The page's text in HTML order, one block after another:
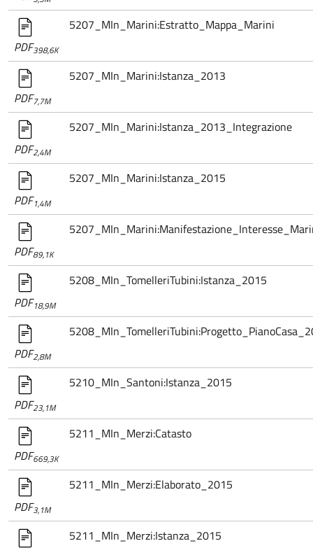
PDF398,6K
5207_MIn_Marini:Estratto_Mappa_Marini
PDF7,7M
5207_MIn_Marini:Istanza_2013
PDF2,4M
5207_MIn_Marini:Istanza_2013_Integrazione
PDF1,4M
5207_MIn_Marini:Istanza_2015
PDF89,1K
PDF18,9M
5208_MIn_TomelleriTubini:Istanza_2015
PDF2,8M
PDF23,1M
5210_MIn_Santoni:Istanza_2015
PDF669,3K
5211_MIn_Merzi:Catasto
PDF3,1M
5211_MIn_Merzi:Elaborato_2015
5211_MIn_Merzi:Istanza_2015